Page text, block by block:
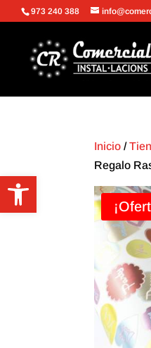
Abrir barra de herramientas
973 240 388
Inicio /
Regalo